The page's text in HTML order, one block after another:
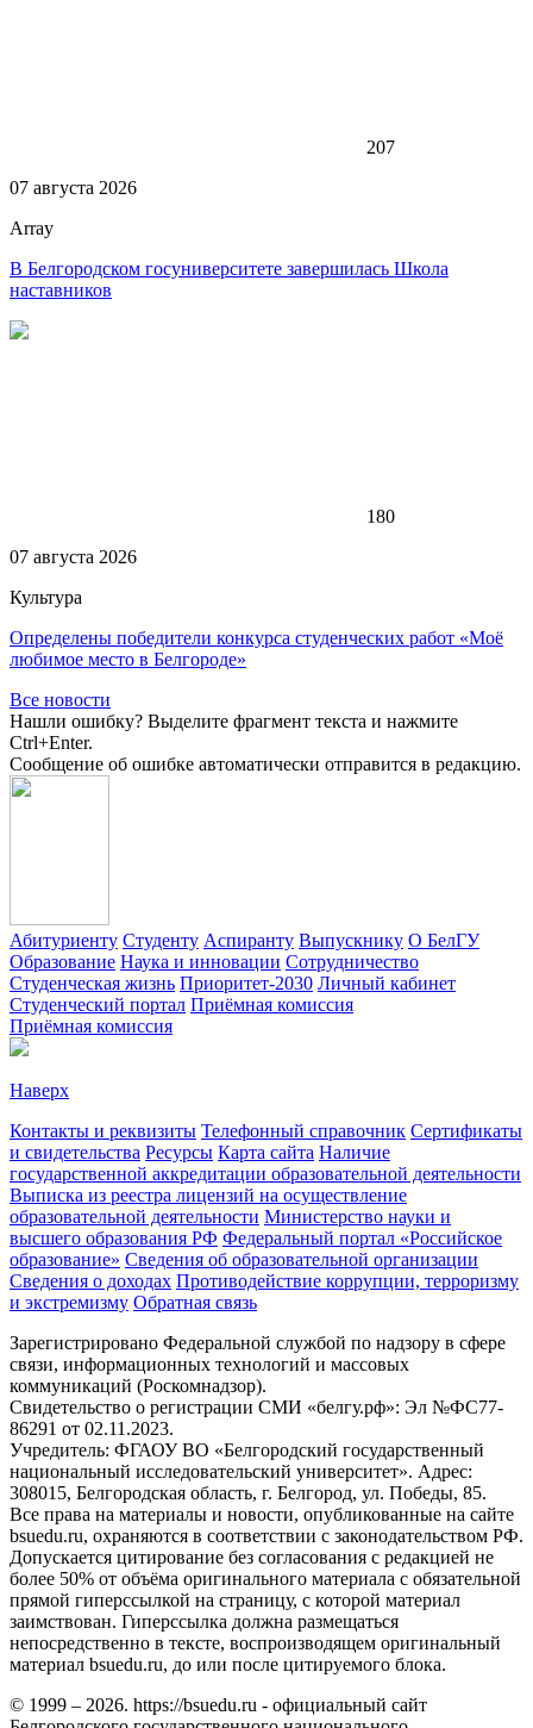
207
07 августа 2026
Array
В Белгородском госуниверситете завершилась Школа
наставников
180
07 августа 2026
Культура
Определены победители конкурса студенческих работ «Моё
любимое место в Белгороде»
Все новости
Нашли ошибку? Выделите фрагмент текста и нажмите
Ctrl+Enter.
Сообщение об ошибке автоматически отправится в редакцию.
Абитуриенту Студенту Аспиранту Выпускнику О БелГУ
Образование Наука и инновации Сотрудничество
Студенческая жизнь Приоритет-2030 Личный кабинет
Студенческий портал Приёмная комиссия
Приёмная комиссия
Наверх
Контакты и реквизиты Телефонный справочник Сертификаты
и свидетельства Ресурсы Карта сайта Наличие
государственной аккредитации образовательной деятельности
Выписка из реестра лицензий на осуществление
образовательной деятельности Министерствo науки и
высшего образования РФ Федеральный портал «Российское
образование» Сведения об образовательной организации
Сведения о доходах Противодействие коррупции, терроризму
и экстремизму Обратная связь
Зарегистрировано Федеральной службой по надзору в сфере
связи, информационных технологий и массовых
коммуникаций (Роскомнадзор).
Свидетельство о регистрации СМИ «белгу.рф»: Эл №ФС77-
86291 от 02.11.2023.
Учредитель: ФГАОУ ВО «Белгородский государственный
национальный исследовательский университет». Адрес:
308015, Белгородская область, г. Белгород, ул. Победы, 85.
Все права на материалы и новости, опубликованные на сайте
bsuedu.ru, охраняются в соответствии с законодательством РФ.
Допускается цитирование без согласования с редакцией не
более 50% от объёма оригинального материала с обязательной
прямой гиперссылкой на страницу, с которой материал
заимствован. Гиперссылка должна размещаться
непосредственно в тексте, воспроизводящем оригинальный
материал bsuedu.ru, до или после цитируемого блока.
© 1999 – 2026. https://bsuedu.ru - официальный сайт